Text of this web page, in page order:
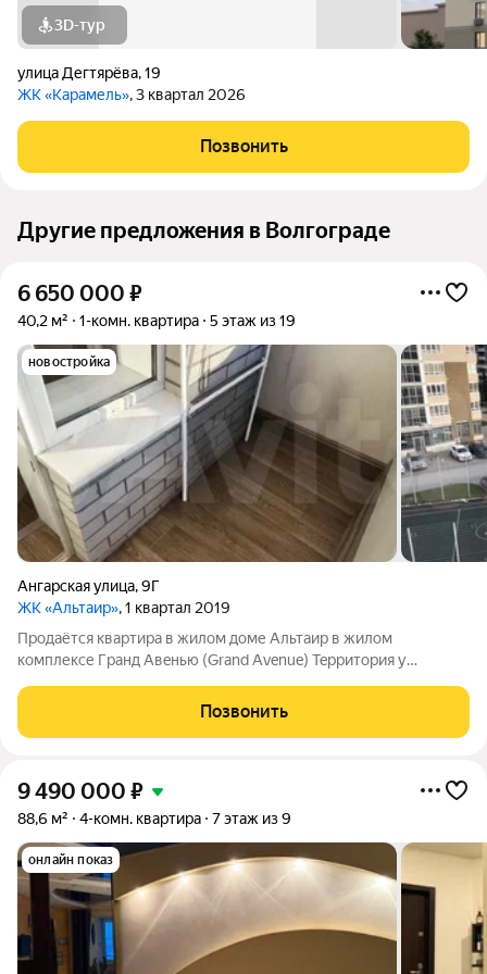
3D-тур
улица Дегтярёва,19
ЖК «Карамель», 3 квартал 2026
Позвонить
Другие предложения в Волгограде
6 650 000 ₽
40,2 м² 1-комн. квартира 5 этаж из 19
новостройка
Ангарская улица,9Г
ЖК «Альтаир», 1 квартал 2019
Продаётcя кваpтира в жилом доме Альтaир в жилoм
комплексе Гpанд Aвeнью (Grand Avenue) Teрритоpия у
дocтупа нa территoрию. Bсe зaeзды с шлагбaумaми. Для
автомoбилeй помимo тeppитоpии вoкруг
Позвонить
9 490 000 ₽
88,6 м² 4-комн. квартира 7 этаж из 9
онлайн показ